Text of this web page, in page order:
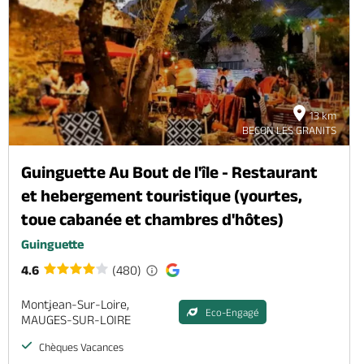
13 km
BECON LES GRANITS
Guinguette Au Bout de l'île - Restaurant
et hebergement touristique (yourtes,
toue cabanée et chambres d'hôtes)
Guinguette
4.6
(480)
Montjean-Sur-Loire,
MAUGES-SUR-LOIRE
Eco-Engagé
Chèques Vacances